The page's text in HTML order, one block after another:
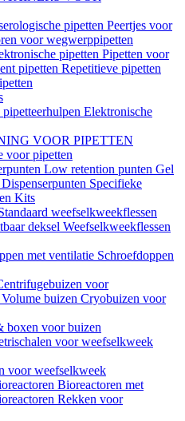
pipetten Peertjes voor
voor wegwerppipetten
pipetten Pipetten voor
pipetten Repetitieve pipetten
Elektronische
VOOR PIPETTEN
voor pipetten
Low retention punten Gel
Dispenserpunten Specifieke
Kits
weefselkweekflessen
deksel Weefselkweekflessen
met ventilatie Schroefdoppen
voor
buizen Cryobuizen voor
boxen voor buizen
voor weefselkweek
voor weefselkweek
Bioreactoren met
Rekken voor